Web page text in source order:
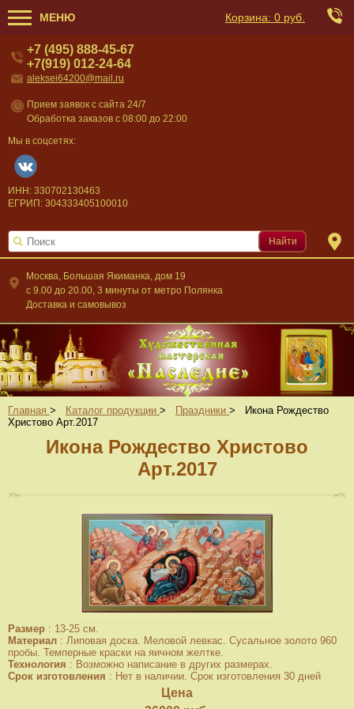
МЕНЮ Корзина: 0 руб.
Москва, Большая Якиманка, дом 19
c 9.00 до 20.00, 3 минуты от метро Полянка
Доставка и самовывоз
+7 (495) 888-45-67
+7(919) 012-24-64
aleksei64200@mail.ru
Прием заявок с сайта 24/7
Обработка заказов с 08:00 до 22:00
Мы в соцсетях:
ИНН: 330702130463
ЕГРИП: 304333405100010
Найти
Главная > Каталог продукции > Праздники >
Икона Рождество
Христово Арт.2017
Икона Рождество Христово
Арт.2017
Размер : 13-25 см.
Материал : Липовая доска. Меловой левкас. Сусальное золото 960
пробы. Темперные краски на яичном желтке.
Технология : Возможно написание в других размерах.
Срок изготовления : Нет в наличии. Срок изготовления 30 дней
Цена